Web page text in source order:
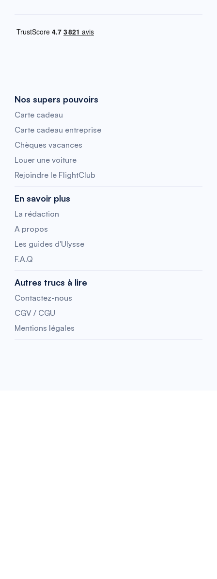
Nos supers pouvoirs
Carte cadeau
Carte cadeau entreprise
Chèques vacances
Louer une voiture
Rejoindre le FlightClub
En savoir plus
La rédaction
A propos
Les guides d'Ulysse
F.A.Q
Autres trucs à lire
Contactez-nous
CGV / CGU
Mentions légales